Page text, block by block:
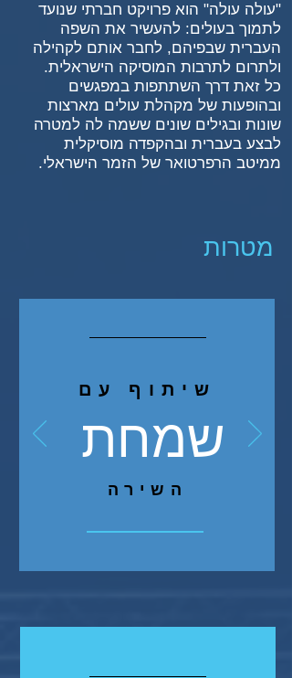
"עולה עולה" הוא פרויקט חברתי שנועד
לתמוך בעולים: להעשיר את השפה
העברית שבפיהם, לחבר אותם לקהילה
ולתרום לתרבות המוסיקה הישראלית.
כל זאת דרך השתתפות במפגשים
ובהופעות של מקהלת עולים מארצות
שונות ובגילים שונים ששמה לה למטרה
לבצע בעברית ובהקפדה מוסיקלית
ממיטב הרפרטואר של הזמר הישראלי.
מטרות
שיתוף עם
שמחת
השירה